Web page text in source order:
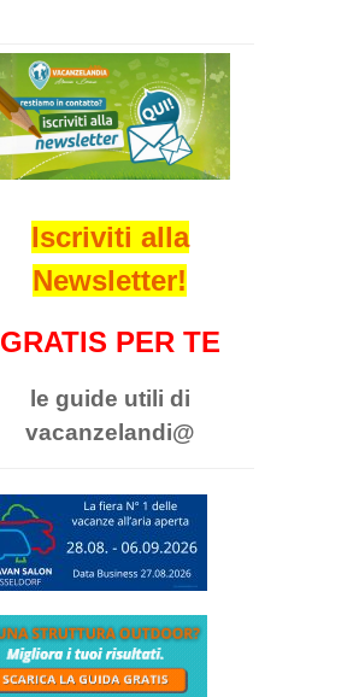
Iscriviti alla
Newsletter!
GRATIS PER TE
le guide utili di
vacanzelandi@